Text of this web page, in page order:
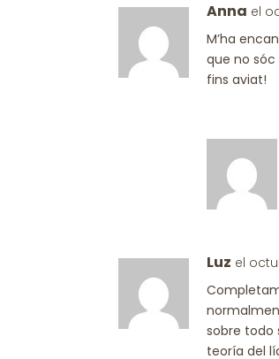
Anna el
M’ha
que no sóc
fins aviat!
Luz el
sobre todo
teoría del